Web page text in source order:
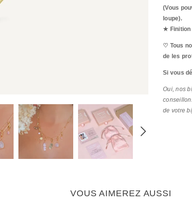
(Vous
loupe).
★ Finition
♡ Tous
de les
Si vous
Oui, nos
de votre
VOUS AIMEREZ AUSSI